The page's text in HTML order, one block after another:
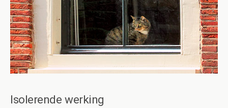
Isolerende werking